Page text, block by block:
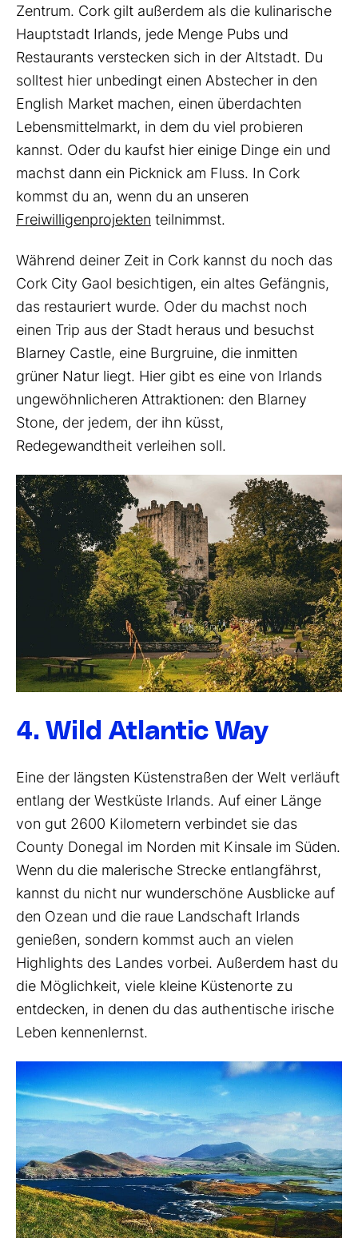
Zentrum. Cork gilt außerdem als die kulinarische
Hauptstadt Irlands, jede Menge Pubs und
Restaurants verstecken sich in der Altstadt. Du
solltest hier unbedingt einen Abstecher in den
English Market machen, einen überdachten
Lebensmittelmarkt, in dem du viel probieren
kannst. Oder du kaufst hier einige Dinge ein und
machst dann ein Picknick am Fluss. In Cork
kommst du an, wenn du an unseren
Freiwilligenprojekten teilnimmst.
Während deiner Zeit in Cork kannst du noch das
Cork City Gaol besichtigen, ein altes Gefängnis,
das restauriert wurde. Oder du machst noch
einen Trip aus der Stadt heraus und besuchst
Blarney Castle, eine Burgruine, die inmitten
grüner Natur liegt. Hier gibt es eine von Irlands
ungewöhnlicheren Attraktionen: den Blarney
Stone, der jedem, der ihn küsst,
Redegewandtheit verleihen soll.
4. Wild Atlantic Way
Eine der längsten Küstenstraßen der Welt verläuft
entlang der Westküste Irlands. Auf einer Länge
von gut 2600 Kilometern verbindet sie das
County Donegal im Norden mit Kinsale im Süden.
Wenn du die malerische Strecke entlangfährst,
kannst du nicht nur wunderschöne Ausblicke auf
den Ozean und die raue Landschaft Irlands
genießen, sondern kommst auch an vielen
Highlights des Landes vorbei. Außerdem hast du
die Möglichkeit, viele kleine Küstenorte zu
entdecken, in denen du das authentische irische
Leben kennenlernst.